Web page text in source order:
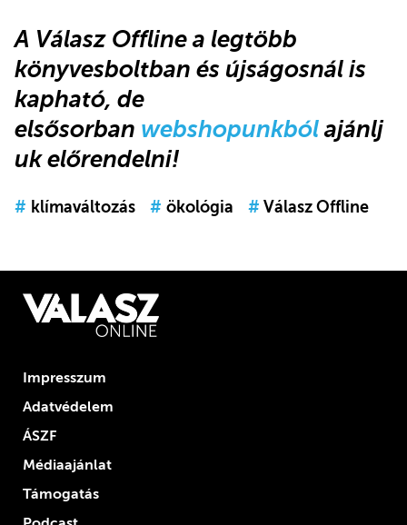
A Válasz Offline a legtöbb
könyvesboltban és újságosnál is
kapható, de
elsősorban webshopunkból ajánlj
uk előrendelni!
# klímaváltozás # ökológia # Válasz Offline
Impresszum
Adatvédelem
ÁSZF
Médiaajánlat
Támogatás